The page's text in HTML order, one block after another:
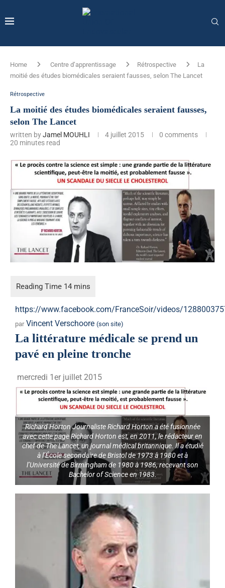
Home Centre d’apprentissage Rétrospective
La
moitié des études biomédicales seraient fausses, selon The Lancet
Rétrospective
La moitié des études biomédicales seraient fausses,
selon The Lancet
written byJamel MOUHLI 4 juillet 2015
0 comments
20 minutes read
https://www.facebook.com/FranceSoir/videos/
par Vincent Verschoore (son site)
La littérature médicale se prend un
pavé en pleine tronche
mercredi 1er juillet 2015
Richard Horton Journaliste Richard Horton a été fusionnée
avec cette page Richard Horton est, en 2011, le rédacteur en
chef de The Lancet, un journal médical britannique. Il a étudié
à l’École secondaire de Bristol de 1973 à 1980 et à
l’Université de Birmingham de 1980 à 1986, recevant son
Bachelor of Science en 1983.